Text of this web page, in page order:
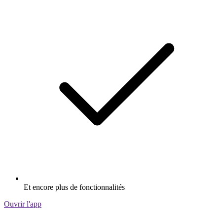
Et encore plus de fonctionnalités
Ouvrir l'app